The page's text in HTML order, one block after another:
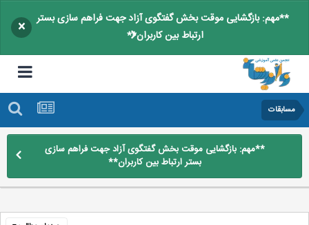
**مهم: بازگشایی موقت بخش گفتگوی آزاد جهت فراهم سازی بستر
ارتباط بین کاربران**
×
مسابقات
**مهم: بازگشایی موقت بخش گفتگوی آزاد جهت فراهم سازی
بستر ارتباط بین کاربران**